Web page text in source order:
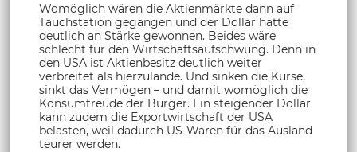
Womöglich wären die Aktienmärkte dann auf
Tauchstation gegangen und der Dollar hätte
deutlich an Stärke gewonnen. Beides wäre
schlecht für den Wirtschaftsaufschwung. Denn in
den USA ist Aktienbesitz deutlich weiter
verbreitet als hierzulande. Und sinken die Kurse,
sinkt das Vermögen – und damit womöglich die
Konsumfreude der Bürger. Ein steigender Dollar
kann zudem die Exportwirtschaft der USA
belasten, weil dadurch US-Waren für das Ausland
teurer werden.